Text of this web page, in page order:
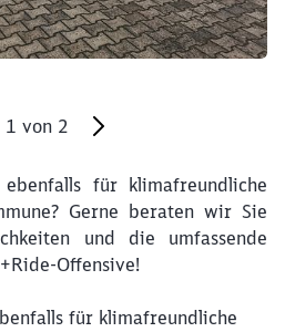
1 von 2
für klimafreundliche
Gerne beraten wir Sie
und die umfassende
Offensive!
für klimafreundliche